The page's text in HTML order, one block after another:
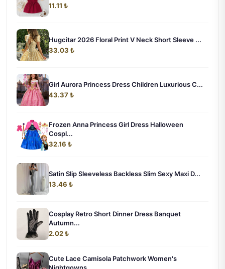
11.11 ₺
Hugcitar 2026 Floral Print V Neck Short Sleeve ...
33.03 ₺
Girl Aurora Princess Dress Children Luxurious C...
43.37 ₺
Frozen Anna Princess Girl Dress Halloween
Cospl...
32.16 ₺
Satin Slip Sleeveless Backless Slim Sexy Maxi D...
13.46 ₺
Cosplay Retro Short Dinner Dress Banquet
Autumn...
2.02 ₺
Cute Lace Camisola Patchwork Women's